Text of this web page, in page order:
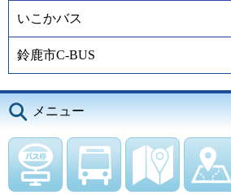
いこかバス
鈴鹿市C-BUS
メニュー